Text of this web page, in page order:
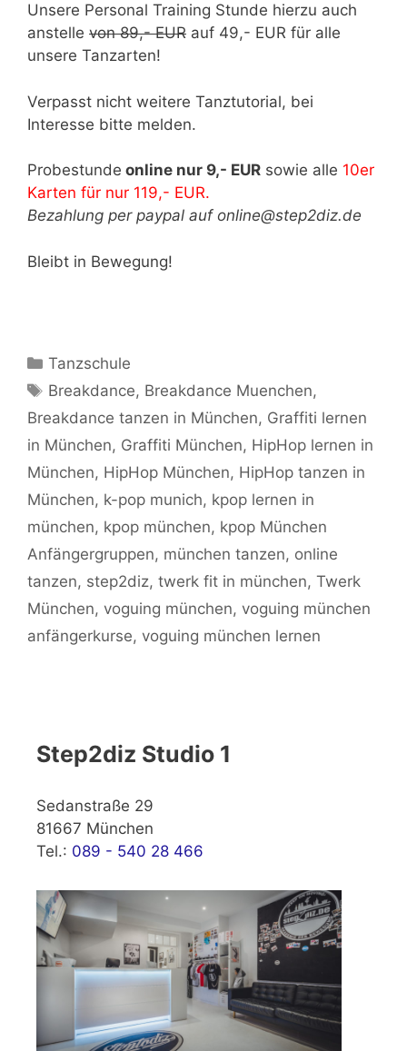
Unsere Personal Training Stunde hierzu auch
anstelle von 89,- EUR auf 49,- EUR für alle
unsere Tanzarten!
Verpasst nicht weitere Tanztutorial, bei
Interesse bitte melden.
Probestunde online nur 9,- EUR sowie alle 10er
Karten für nur 119,- EUR.
Bezahlung per paypal auf online@step2diz.de
Bleibt in Bewegung!
Kategorien
Tanzschule
Schlagwörter
Breakdance, Breakdance Muenchen,
Breakdance tanzen in München, Graffiti lernen
in München, Graffiti München, HipHop lernen in
München, HipHop München, HipHop tanzen in
München, k-pop munich, kpop lernen in
münchen, kpop münchen, kpop München
Anfängergruppen, münchen tanzen, online
tanzen, step2diz, twerk fit in münchen, Twerk
München, voguing münchen, voguing münchen
anfängerkurse, voguing münchen lernen
Step2diz Studio 1
Sedanstraße 29
81667 München
Tel.: 089 - 540 28 466